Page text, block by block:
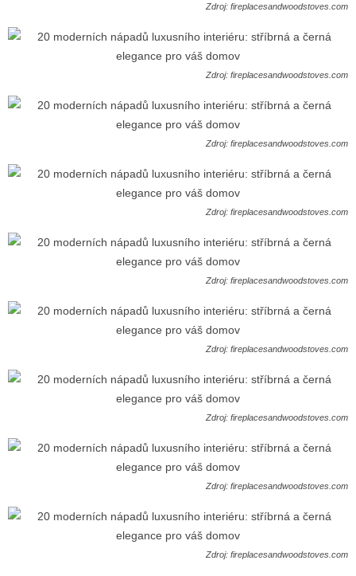
Zdroj: fireplacesandwoodstoves.com
Zdroj: fireplacesandwoodstoves.com
Zdroj: fireplacesandwoodstoves.com
Zdroj: fireplacesandwoodstoves.com
Zdroj: fireplacesandwoodstoves.com
Zdroj: fireplacesandwoodstoves.com
Zdroj: fireplacesandwoodstoves.com
Zdroj: fireplacesandwoodstoves.com
Zdroj: fireplacesandwoodstoves.com